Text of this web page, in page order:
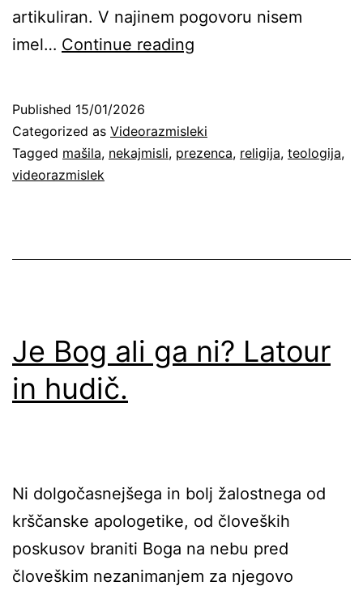
artikuliran. V najinem pogovoru nisem
imel… Continue reading
logos
Published 15/01/2026
Categorized as Videorazmisleki
Tagged mašila, nekajmisli, prezenca, religija, teologija,
videorazmislek
Je Bog ali ga ni? Latour
in hudič.
Ni dolgočasnejšega in bolj žalostnega od
krščanske apologetike, od človeških
poskusov braniti Boga na nebu pred
človeškim nezanimanjem za njegovo